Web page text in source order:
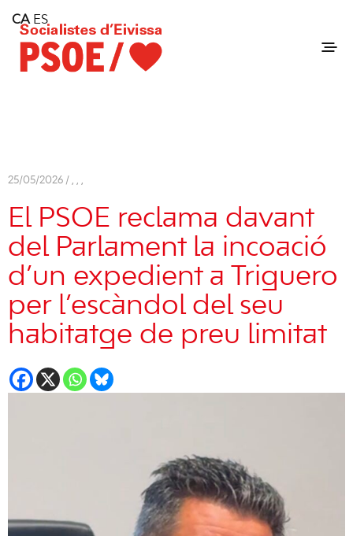
Consell Insular d'Eivissa
Services
Contact
25/05/2026 / , , ,
El PSOE reclama davant
del Parlament la incoació
d’un expedient a Triguero
per l’escàndol del seu
habitatge de preu limitat
CA ES